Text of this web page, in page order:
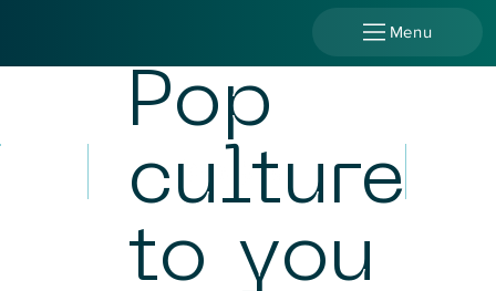
Menu
Pop
culture
to you